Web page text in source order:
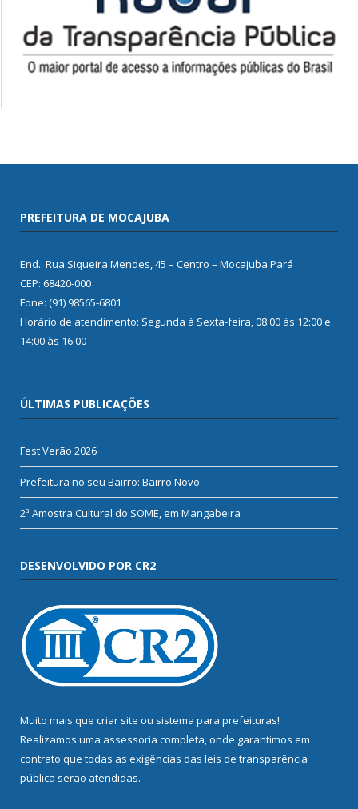
PREFEITURA DE MOCAJUBA
End.: Rua Siqueira Mendes, 45 – Centro – Mocajuba Pará
CEP: 68420-000
Fone: (91) 98565-6801
Horário de atendimento: Segunda à Sexta-feira, 08:00 às 12:00 e
14:00 às 16:00
ÚLTIMAS PUBLICAÇÕES
Fest Verão 2026
Prefeitura no seu Bairro: Bairro Novo
2ª Amostra Cultural do SOME, em Mangabeira
DESENVOLVIDO POR CR2
Muito mais que criar site ou sistema para prefeituras!
Realizamos uma assessoria completa, onde garantimos em
contrato que todas as exigências das leis de transparência
pública serão atendidas.